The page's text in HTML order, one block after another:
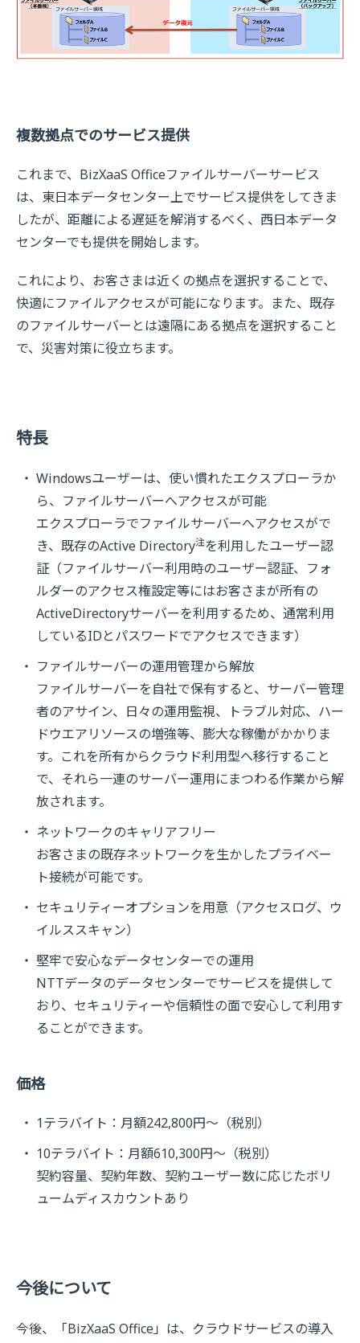
複数拠点でのサービス提供
これまで、BizXaaS Officeファイルサーバーサービス
は、東日本データセンター上でサービス提供をしてきま
したが、距離による遅延を解消するべく、西日本データ
センターでも提供を開始します。
これにより、お客さまは近くの拠点を選択することで、
快適にファイルアクセスが可能になります。また、既存
のファイルサーバーとは遠隔にある拠点を選択すること
で、災害対策に役立ちます。
特長
Windowsユーザーは、使い慣れたエクスプローラか
ら、ファイルサーバーへアクセスが可能
エクスプローラでファイルサーバーへアクセスがで
き、既存のActive Directory注を利用したユーザー認
証（ファイルサーバー利用時のユーザー認証、フォ
ルダーのアクセス権設定等にはお客さまが所有の
ActiveDirectoryサーバーを利用するため、通常利用
しているIDとパスワードでアクセスできます）
ファイルサーバーの運用管理から解放
ファイルサーバーを自社で保有すると、サーバー管理
者のアサイン、日々の運用監視、トラブル対応、ハー
ドウエアリソースの増強等、膨大な稼働がかかりま
す。これを所有からクラウド利用型へ移行すること
で、それら一連のサーバー運用にまつわる作業から解
放されます。
ネットワークのキャリアフリー
お客さまの既存ネットワークを生かしたプライベー
ト接続が可能です。
セキュリティーオプションを用意（アクセスログ、ウ
イルススキャン）
堅牢で安心なデータセンターでの運用
NTTデータのデータセンターでサービスを提供して
おり、セキュリティーや信頼性の面で安心して利用す
ることができます。
価格
1テラバイト：月額242,800円～（税別）
10テラバイト：月額610,300円～（税別）
契約容量、契約年数、契約ユーザー数に応じたボリ
ュームディスカウントあり
今後について
今後、「BizXaaS Office」は、クラウドサービスの導入